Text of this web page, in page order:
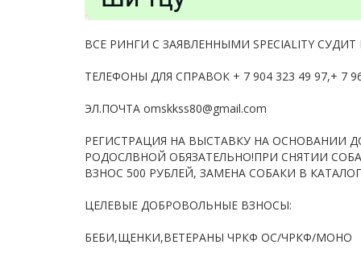
ВСЕ РИНГИ С ЗАЯВЛЕННЫМИ SPECIALITY СУДИТ
ТЕЛЕФОНЫ ДЛЯ СПРАВОК + 7 904 323 49 97,+ 7
ЭЛ.ПОЧТА omskkss80@gmail.com
РЕГИСТРАЦИЯ НА ВЫСТАВКУ НА ОСНОВАНИИ
РОДОСЛВНОЙ ОБЯЗАТЕЛЬНО!ПРИ СНЯТИИ
ВЗНОС 500 РУБЛЕЙ, ЗАМЕНА СОБАКИ В
ЦЕЛЕВЫЕ ДОБРОВОЛЬНЫЕ ВЗНОСЫ:
БЕБИ,ЩЕНКИ,ВЕТЕРАНЫ ЧРКФ ОС/ЧРКФ/МОНО